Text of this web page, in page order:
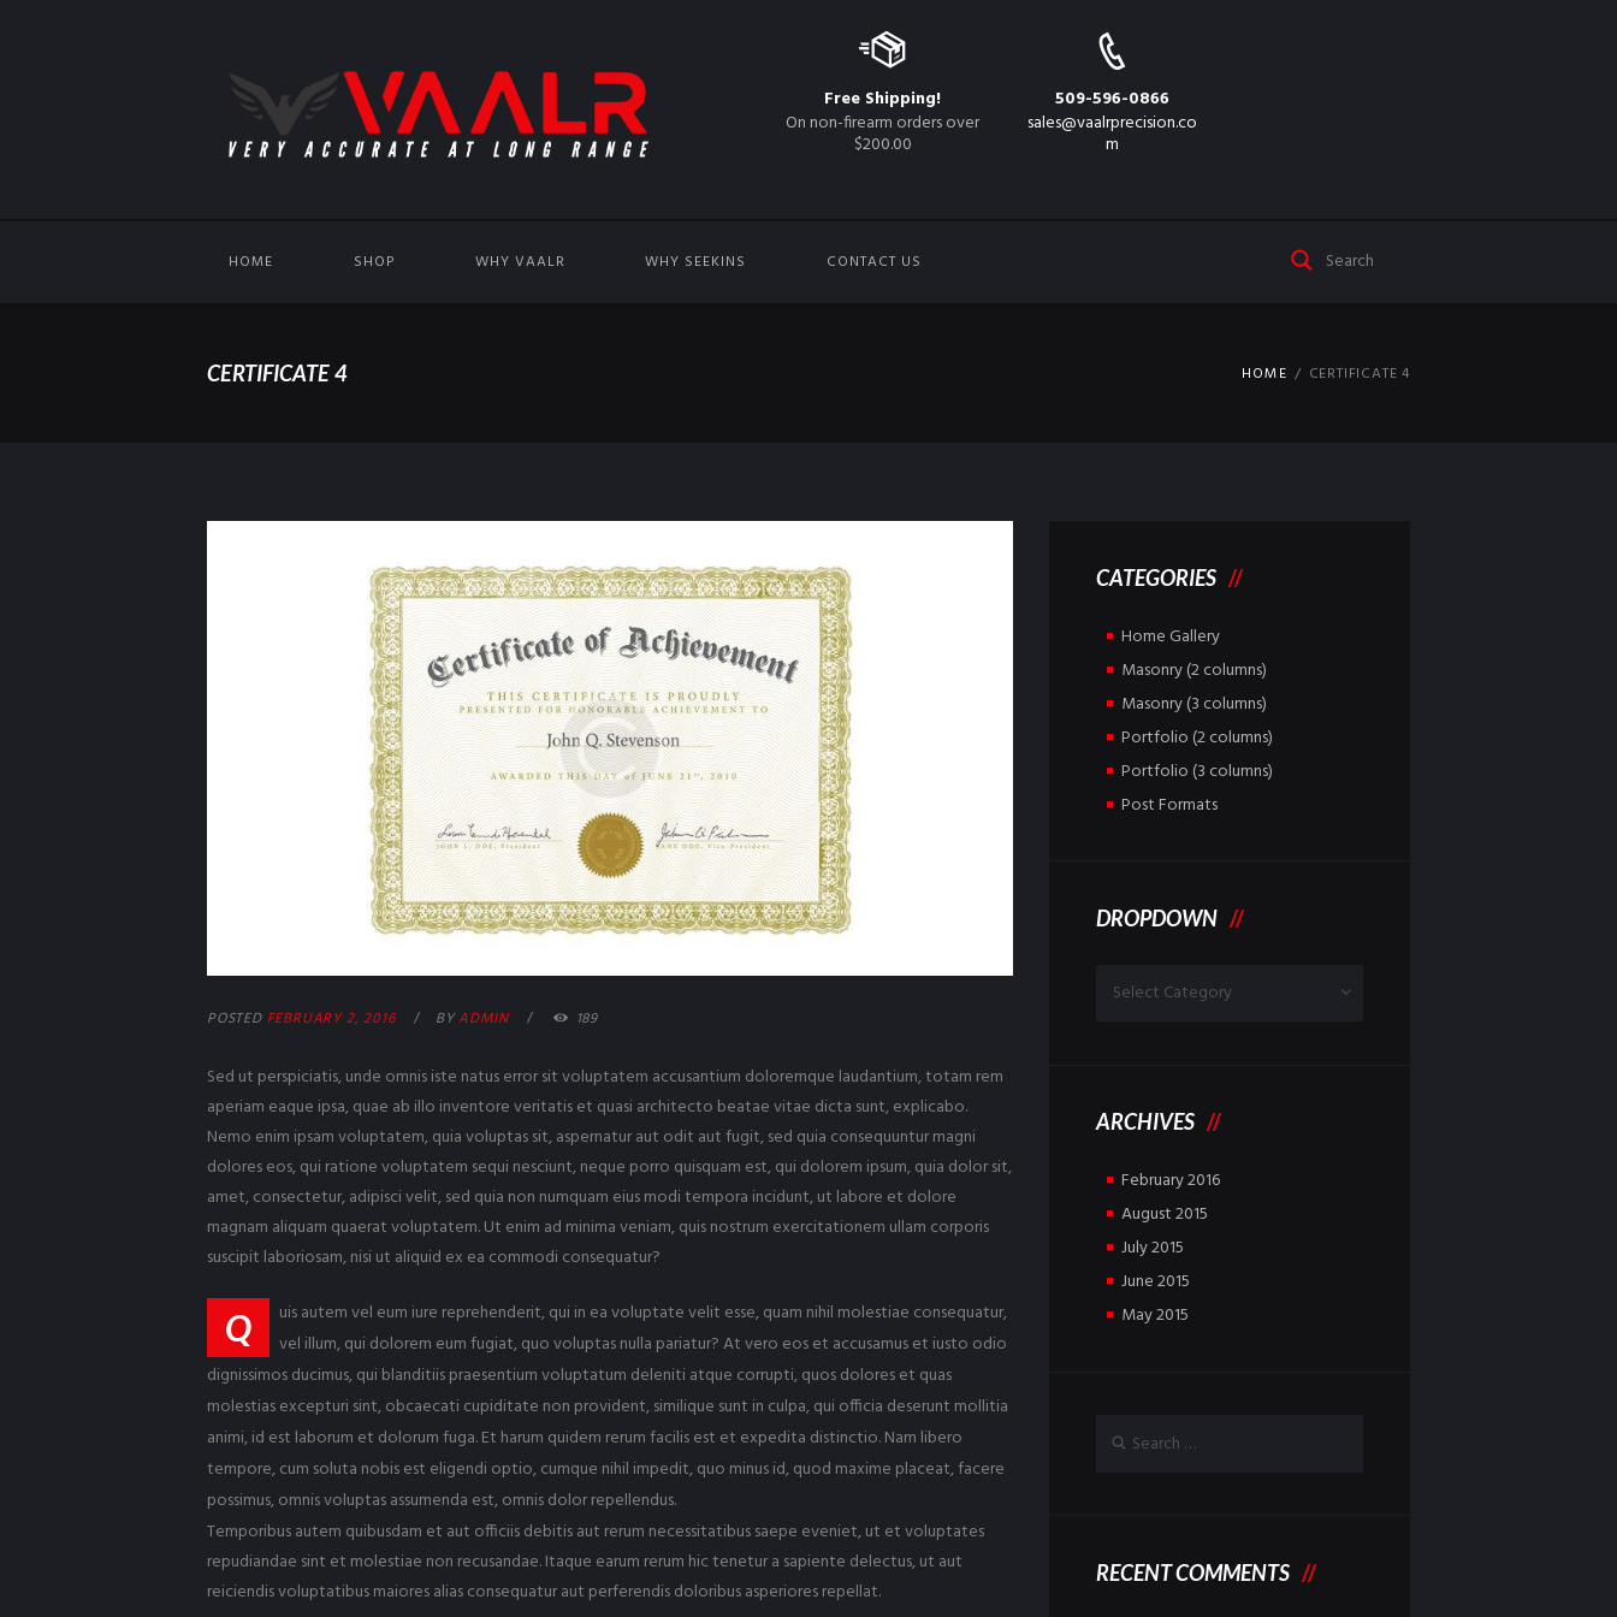
Free Shipping!
On non-firearm orders over
$200.00
509-596-0866
sales@vaalrprecision.co
m
HOME SHOP WHY VAALR WHY SEEKINS CONTACT US
CERTIFICATE 4 HOME CERTIFICATE 4
POSTED FEBRUARY 2, 2016 BYADMIN 189
Sed ut perspiciatis, unde omnis iste natus error sit voluptatem accusantium doloremque laudantium, totam rem
aperiam eaque ipsa, quae ab illo inventore veritatis et quasi architecto beatae vitae dicta sunt, explicabo.
Nemo enim ipsam voluptatem, quia voluptas sit, aspernatur aut odit aut fugit, sed quia consequuntur magni
dolores eos, qui ratione voluptatem sequi nesciunt, neque porro quisquam est, qui dolorem ipsum, quia dolor sit,
amet, consectetur, adipisci velit, sed quia non numquam eius modi tempora incidunt, ut labore et dolore
magnam aliquam quaerat voluptatem. Ut enim ad minima veniam, quis nostrum exercitationem ullam corporis
suscipit laboriosam, nisi ut aliquid ex ea commodi consequatur?
Q
uis autem vel eum iure reprehenderit, qui in ea voluptate velit esse, quam nihil molestiae consequatur,
vel illum, qui dolorem eum fugiat, quo voluptas nulla pariatur? At vero eos et accusamus et iusto odio
dignissimos ducimus, qui blanditiis praesentium voluptatum deleniti atque corrupti, quos dolores et quas
molestias excepturi sint, obcaecati cupiditate non provident, similique sunt in culpa, qui officia deserunt mollitia
animi, id est laborum et dolorum fuga. Et harum quidem rerum facilis est et expedita distinctio. Nam libero
tempore, cum soluta nobis est eligendi optio, cumque nihil impedit, quo minus id, quod maxime placeat, facere
possimus, omnis voluptas assumenda est, omnis dolor repellendus.
Temporibus autem quibusdam et aut officiis debitis aut rerum necessitatibus saepe eveniet, ut et voluptates
repudiandae sint et molestiae non recusandae. Itaque earum rerum hic tenetur a sapiente delectus, ut aut
reiciendis voluptatibus maiores alias consequatur aut perferendis doloribus asperiores repellat.
CATEGORIES
Home Gallery
Masonry (2 columns)
Masonry (3 columns)
Portfolio (2 columns)
Portfolio (3 columns)
Post Formats
DROPDOWN
ARCHIVES
February2016
August2015
July2015
June2015
May2015
RECENT COMMENTS